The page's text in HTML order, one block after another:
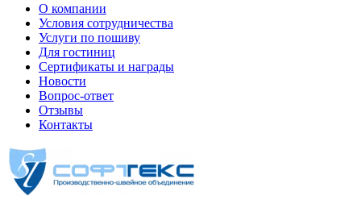
О компании
Условия сотрудничества
Услуги по пошиву
Для гостиниц
Сертификаты и награды
Новости
Вопрос-ответ
Отзывы
Контакты